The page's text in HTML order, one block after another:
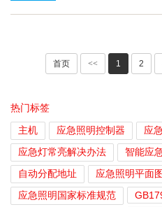
首页 << 1 2
热门标签
主机
应急照明控制器
应
应急灯常亮解决办法
智能应
自动分配地址
应急照明平面
应急照明国家标准规范